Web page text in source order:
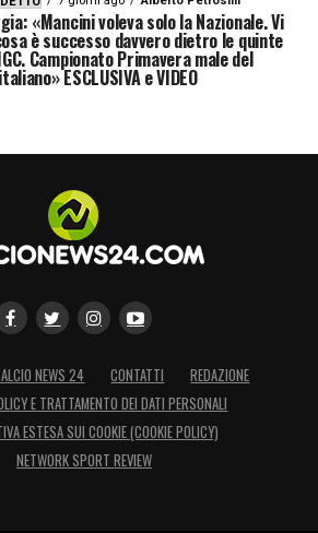
«Mancini voleva solo la Nazionale. Vi
è successo davvero dietro le quinte
Campionato Primavera male del
ESCLUSIVA e VIDEO
NEWS 24 CONTATTI
REDAZIONE
E TRATTAMENTO DEI DATI PERSONALI
ESTESA SUI COOKIE (COOKIE POLICY)
NETWORK SPORT REVIEW